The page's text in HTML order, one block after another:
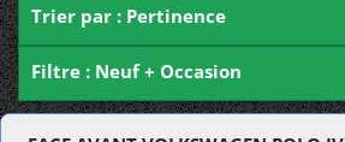
Trier par : Pertinence
Filtre : Neuf + Occasion